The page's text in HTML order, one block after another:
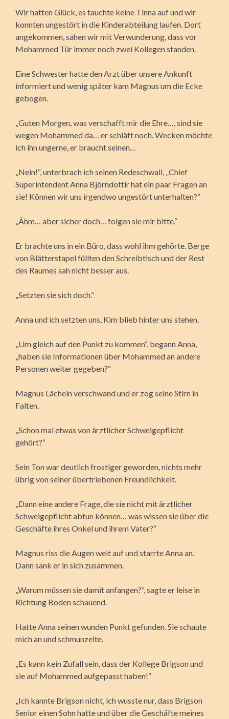
Wir hatten Glück, es tauchte keine Tinna auf und wir
konnten ungestört in die Kinderabteilung laufen. Dort
angekommen, sahen wir mit Verwunderung, dass vor
Mohammed Tür immer noch zwei Kollegen standen.
Eine Schwester hatte den Arzt über unsere Ankunft
informiert und wenig später kam Magnus um die Ecke
gebogen.
„Guten Morgen, was verschafft mir die Ehre…, sind sie
wegen Mohammed da… er schläft noch. Wecken möchte
ich ihn ungerne, er braucht seinen…
„Nein!“, unterbrach ich seinen Redeschwall, „Chief
Superintendent Anna Björndottir hat ein paar Fragen an
sie! Können wir uns irgendwo ungestört unterhalten?“
„Ähm… aber sicher doch… folgen sie mir bitte.“
Er brachte uns in ein Büro, dass wohl ihm gehörte. Berge
von Blätterstapel füllten den Schreibtisch und der Rest
des Raumes sah nicht besser aus.
„Setzten sie sich doch.“
Anna und ich setzten uns, Kim blieb hinter uns stehen.
„Um gleich auf den Punkt zu kommen“, begann Anna,
„haben sie Informationen über Mohammed an andere
Personen weiter gegeben?“
Magnus Lächeln verschwand und er zog seine Stirn in
Falten.
„Schon mal etwas von ärztlicher Schweigepflicht
gehört?“
Sein Ton war deutlich frostiger geworden, nichts mehr
übrig von seiner übertriebenen Freundlichkeit.
„Dann eine andere Frage, die sie nicht mit ärztlicher
Schweigepflicht abtun können… was wissen sie über die
Geschäfte ihres Onkel und ihrem Vater?“
Magnus riss die Augen weit auf und starrte Anna an.
Dann sank er in sich zusammen.
„Warum müssen sie damit anfangen?“, sagte er leise in
Richtung Boden schauend.
Hatte Anna seinen wunden Punkt gefunden. Sie schaute
mich an und schmunzelte.
„Es kann kein Zufall sein, dass der Kollege Brigson und
sie auf Mohammed aufgepasst haben!“
„Ich kannte Brigson nicht, ich wusste nur, dass Brigson
Senior einen Sohn hatte und über die Geschäfte meines